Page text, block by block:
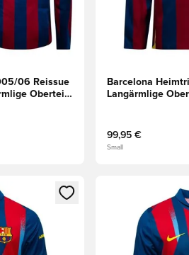
06 Reissue
Oberteile
Barcelona
Langärmlige
99,95 €
Small
zum Anmelden oder Registrieren als
Öffnet ein